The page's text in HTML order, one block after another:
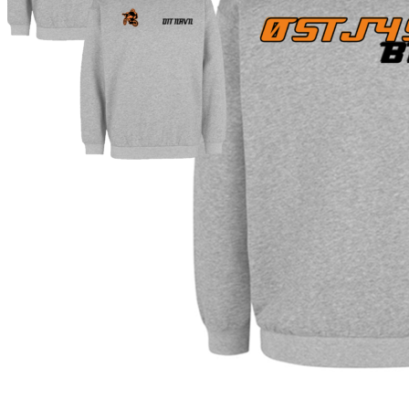
Maroon
Metal Grey
Mili. Grøn